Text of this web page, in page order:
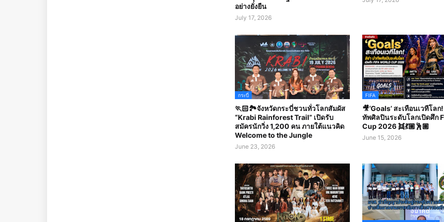
อย่างยั่งยืน
July 17, 2026
กระบี่
🏃🏻🏞️จังหวัดกระบี่ชวนทั่วโลกสัมผัส
“Krabi Rainforest Trail” เปิดรับ
สมัครนักวิ่ง 1,200 คน ภายใต้แนวคิด
Welcome to the Jungle
June 23, 2026
FIFA
🎥‘Goals’ สะเทือนเวทีโล
ทัพศิลปินระดับโลกเปิดศึก
Cup 2026 👯💃🏼🕺🏽
June 15, 2026